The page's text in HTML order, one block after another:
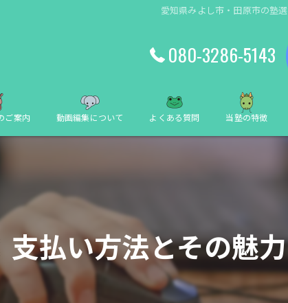
愛知県みよし市・田原市の塾
080-3286-5143
ご案内 動画編集について よくある質問 当塾の特徴
中学生
個別
払い方法とその魅